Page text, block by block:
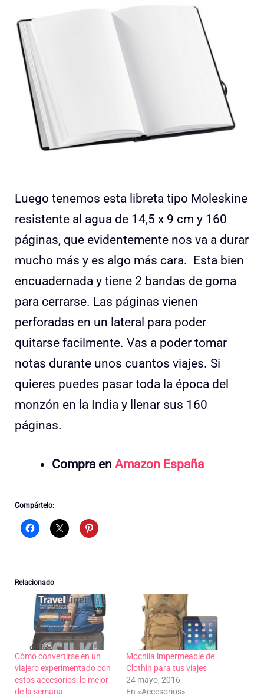
Luego tenemos esta libreta tipo Moleskine
resistente al agua de 14,5 x 9 cm y 160
páginas, que evidentemente nos va a durar
mucho más y es algo más cara. Esta bien
encuadernada y tiene 2 bandas de goma
para cerrarse. Las páginas vienen
perforadas en un lateral para poder
quitarse facilmente. Vas a poder tomar
notas durante unos cuantos viajes. Si
quieres puedes pasar toda la época del
monzón en la India y llenar sus 160
páginas.
Compra en Amazon España
Compártelo:
Relacionado
Cómo convertirse en un
viajero experimentado con
estos accesorios: lo mejor
de la semana
Mochila impermeable de
Clothin para tus viajes
24 mayo, 2016
En «Accesorios»